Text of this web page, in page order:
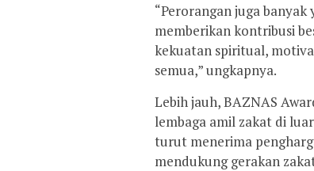
“Perorangan juga
memberikan kontribusi
kekuatan spiritual,
semua,” ungkapnya.
Lebih jauh, BAZNAS
lembaga amil zakat di
turut menerima
mendukung gerakan